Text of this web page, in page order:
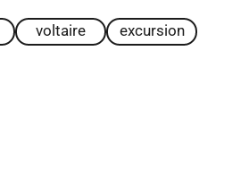
voltaire excursion